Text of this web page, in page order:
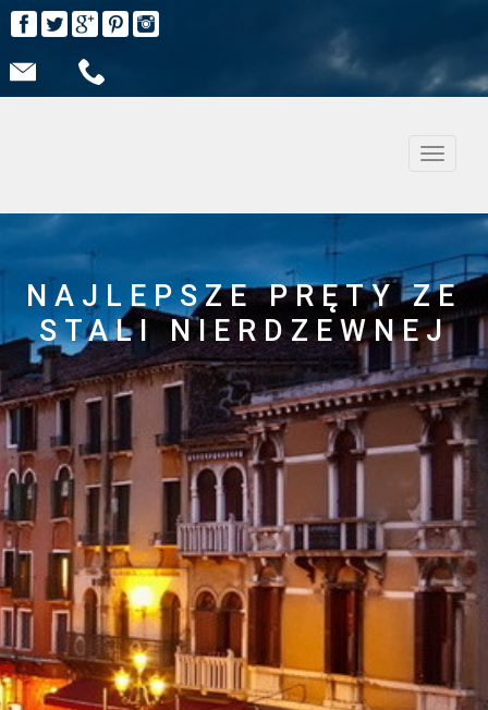
NAJLEPSZE PRĘTY ZE
STALI NIERDZEWNEJ